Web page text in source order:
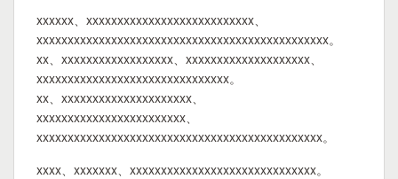
xxxxxx、xxxxxxxxxxxxxxxxxxxxxxxxxxx、
xxxxxxxxxxxxxxxxxxxxxxxxxxxxxxxxxxxxxxxxxxxxxxx。
xx、xxxxxxxxxxxxxxxxxx、xxxxxxxxxxxxxxxxxxxx、
xxxxxxxxxxxxxxxxxxxxxxxxxxxxxxx。
xx、xxxxxxxxxxxxxxxxxxxxx、
xxxxxxxxxxxxxxxxxxxxxxxx、
xxxxxxxxxxxxxxxxxxxxxxxxxxxxxxxxxxxxxxxxxxxxxx。
xxxx、xxxxxxx、xxxxxxxxxxxxxxxxxxxxxxxxxxxxxx。